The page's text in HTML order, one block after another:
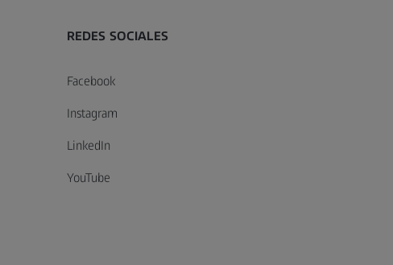
REDES SOCIALES
Facebook
Instagram
LinkedIn
YouTube